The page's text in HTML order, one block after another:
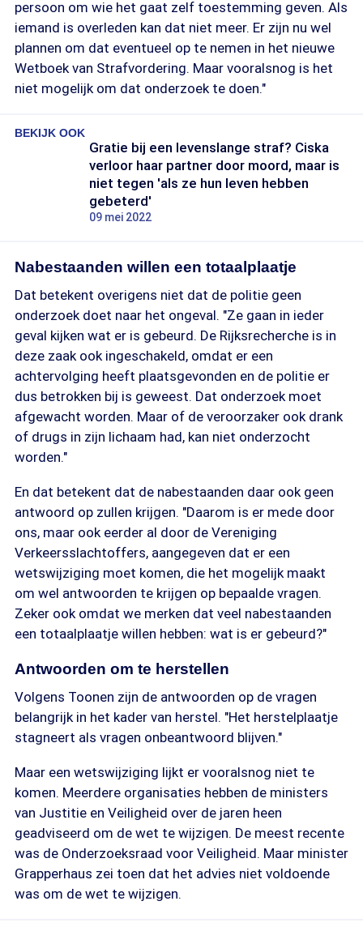
persoon om wie het gaat zelf toestemming geven. Als
iemand is overleden kan dat niet meer. Er zijn nu wel
plannen om dat eventueel op te nemen in het nieuwe
Wetboek van Strafvordering. Maar vooralsnog is het
niet mogelijk om dat onderzoek te doen."
BEKIJK OOK
Gratie bij een levenslange straf? Ciska
verloor haar partner door moord, maar is
niet tegen 'als ze hun leven hebben
gebeterd'
09 mei 2022
Nabestaanden willen een totaalplaatje
Dat betekent overigens niet dat de politie geen
onderzoek doet naar het ongeval. "Ze gaan in ieder
geval kijken wat er is gebeurd. De Rijksrecherche is in
deze zaak ook ingeschakeld, omdat er een
achtervolging heeft plaatsgevonden en de politie er
dus betrokken bij is geweest. Dat onderzoek moet
afgewacht worden. Maar of de veroorzaker ook drank
of drugs in zijn lichaam had, kan niet onderzocht
worden."
En dat betekent dat de nabestaanden daar ook geen
antwoord op zullen krijgen. "Daarom is er mede door
ons, maar ook eerder al door de Vereniging
Verkeersslachtoffers, aangegeven dat er een
wetswijziging moet komen, die het mogelijk maakt
om wel antwoorden te krijgen op bepaalde vragen.
Zeker ook omdat we merken dat veel nabestaanden
een totaalplaatje willen hebben: wat is er gebeurd?"
Antwoorden om te herstellen
Volgens Toonen zijn de antwoorden op de vragen
belangrijk in het kader van herstel. "Het herstelplaatje
stagneert als vragen onbeantwoord blijven."
Maar een wetswijziging lijkt er vooralsnog niet te
komen. Meerdere organisaties hebben de ministers
van Justitie en Veiligheid over de jaren heen
geadviseerd om de wet te wijzigen. De meest recente
was de Onderzoeksraad voor Veiligheid. Maar minister
Grapperhaus zei toen dat het advies niet voldoende
was om de wet te wijzigen.